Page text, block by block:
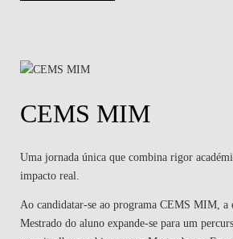
CEMS MIM
Uma jornada única que combina rigor
impacto real.
Ao candidatar-se ao programa CEMS MIM, a
Mestrado do aluno expande-se para um